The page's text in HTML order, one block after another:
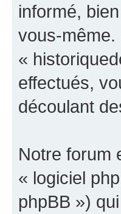
informé,
vous-même.
«
effectués,
découlant
Notre forum
« logiciel
phpBB »)